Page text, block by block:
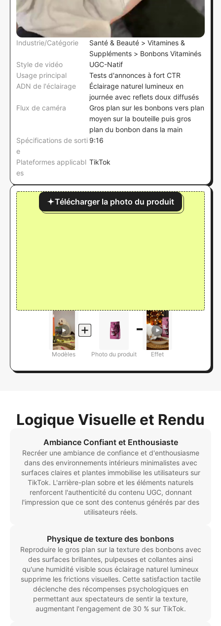
Industrie/Catégorie
Santé & Beauté > Vitamines &
Suppléments > Bonbons Vitaminés
Style de vidéo
UGC-Natif
Usage principal
Tests d'annonces à fort CTR
ADN de l'éclairage
Éclairage naturel lumineux en
journée avec reflets doux diffusés
Flux de caméra
Gros plan sur les bonbons vers plan
moyen sur la bouteille puis gros
plan du bonbon dans la main
Spécifications de sorti
e
9:16
Plateformes applicabl
es
TikTok
Télécharger la photo du produit
Modèles Photo du produit Effet
Logique Visuelle et Rendu
Ambiance Confiant et Enthousiaste
Recréer une ambiance de confiance et d'enthousiasme
dans des environnements intérieurs minimalistes avec
surfaces claires et plantes immobilise les utilisateurs sur
TikTok. L'arrière-plan sobre et les éléments naturels
renforcent l'authenticité du contenu UGC, donnant
l'impression que ce sont des contenus générés par des
utilisateurs réels.
Physique de texture des bonbons
Reproduire le gros plan sur la texture des bonbons avec
des surfaces brillantes, pulpeuses et collantes ainsi
qu'une humidité visible sous éclairage naturel lumineux
supprime les frictions visuelles. Cette satisfaction tactile
déclenche des récompenses psychologiques en
permettant aux spectateurs de sentir la texture,
augmentant l'engagement de 30 % sur TikTok.